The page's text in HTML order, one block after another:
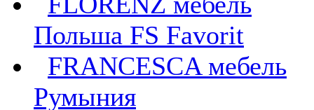
Польша FS Favorit
FRANCESCA мебель
Румыния